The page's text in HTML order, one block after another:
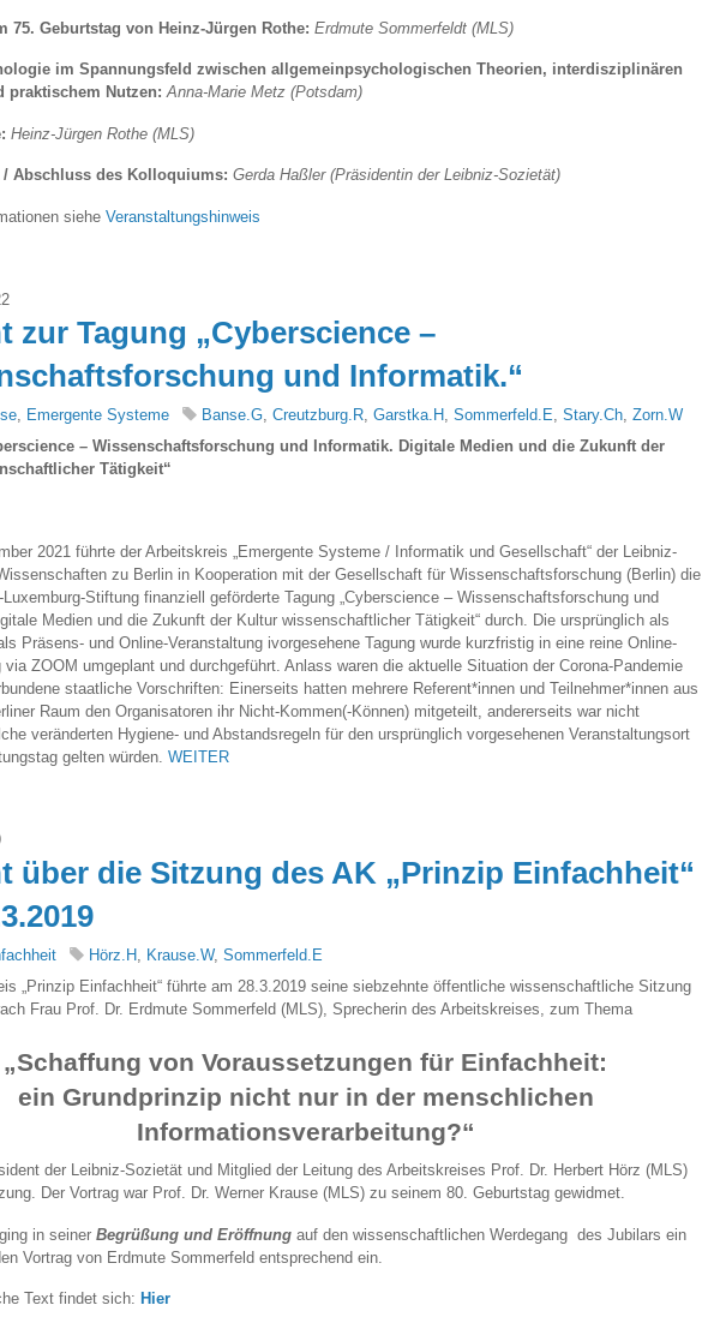
75. Geburtstag von Heinz-Jürgen Rothe: Erdmute Sommerfeldt (MLS)
im Spannungsfeld zwischen allgemeinpsychologischen Theorien, interdisziplinären
praktischem Nutzen:Anna-Marie Metz (Potsdam)
Heinz-Jürgen Rothe (MLS)
Abschluss des Kolloquiums: Gerda Haßler (Präsidentin der Leibniz-Sozietät)
siehe Veranstaltungshinweis
zur Tagung „Cyberscience –
und Informatik.“
Emergente Systeme Banse.G Creutzburg.R Garstka.H Sommerfeld.E Stary.Ch Zorn.W
– Wissenschaftsforschung und Informatik. Digitale Medien und die Zukunft der
Tätigkeit“
2021 führte der Arbeitskreis „Emergente Systeme / Informatik und Gesellschaft“ der Leibniz-
zu Berlin in Kooperation mit der Gesellschaft für Wissenschaftsforschung (Berlin) die
Stiftung finanziell geförderte Tagung „Cyberscience – Wissenschaftsforschung und
Medien und die Zukunft der Kultur wissenschaftlicher Tätigkeit“ durch. Die ursprünglich als
Präsens- und Online-Veranstaltung ivorgesehene Tagung wurde kurzfristig in eine reine Online-
via ZOOM umgeplant und durchgeführt. Anlass waren die aktuelle Situation der Corona-Pandemie
staatliche Vorschriften: Einerseits hatten mehrere Referent*innen und Teilnehmer*innen aus
Raum den Organisatoren ihr Nicht-Kommen(-Können) mitgeteilt, andererseits war nicht
veränderten Hygiene- und Abstandsregeln für den ursprünglich vorgesehenen Veranstaltungsort
gelten würden. WEITER
über die Sitzung des AK „Prinzip Einfachheit“
Hörz.H , Krause.W, Sommerfeld.E
„Prinzip Einfachheit“ führte am 28.3.2019 seine siebzehnte öffentliche wissenschaftliche Sitzung
Frau Prof. Dr. Erdmute Sommerfeld (MLS), Sprecherin des Arbeitskreises, zum Thema
„Schaffung von Voraussetzungen für Einfachheit:
ein Grundprinzip nicht nur in der menschlichen
Informationsverarbeitung?“
der Leibniz-Sozietät und Mitglied der Leitung des Arbeitskreises Prof. Dr. Herbert Hörz (MLS)
Der Vortrag war Prof. Dr. Werner Krause (MLS) zu seinem 80. Geburtstag gewidmet.
in seiner Begrüßung und Eröffnung auf den wissenschaftlichen Werdegang des Jubilars ein
Vortrag von Erdmute Sommerfeld entsprechend ein.
Text findet sich: Hier